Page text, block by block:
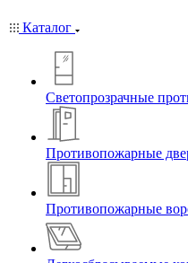
Каталог
Светопрозрачные
Противопожарные
Противопожарные